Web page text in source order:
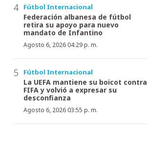
Fútbol Internacional
Federación albanesa de fútbol
retira su apoyo para nuevo
mandato de Infantino
Agosto 6, 2026 04:29 p. m.
Fútbol Internacional
La UEFA mantiene su boicot contra
FIFA y volvió a expresar su
desconfianza
Agosto 6, 2026 03:55 p. m.